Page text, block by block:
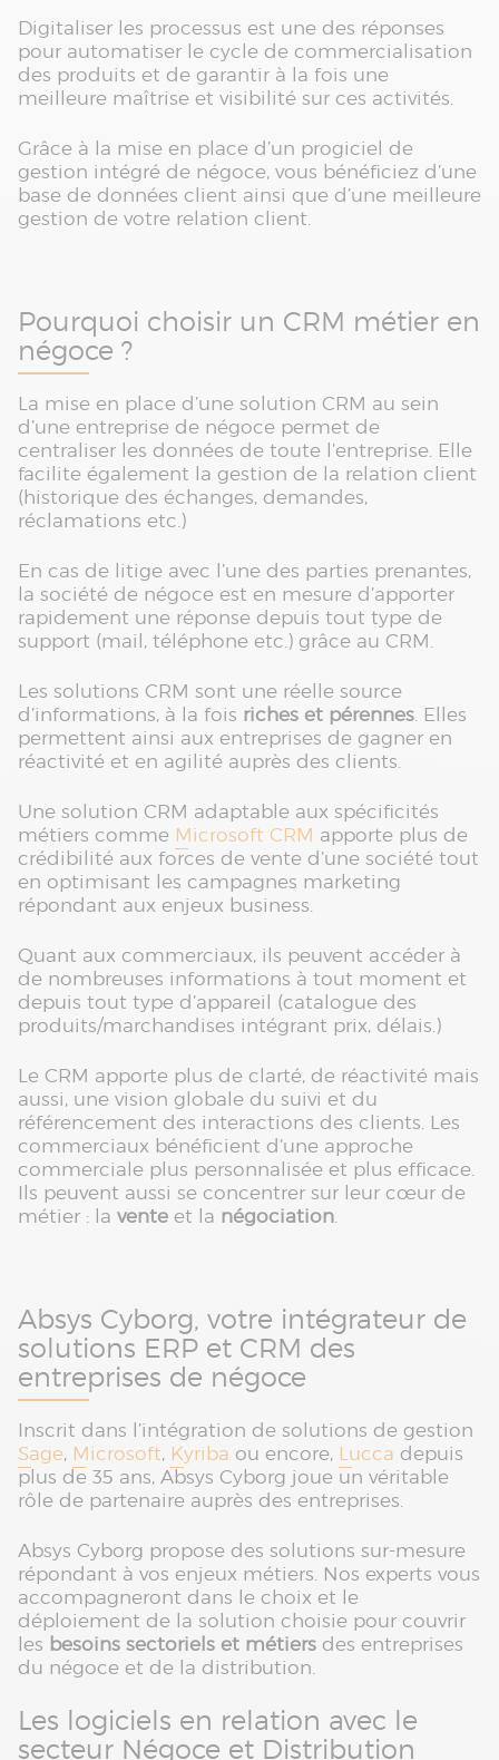
Digitaliser les processus est une des réponses
pour automatiser le cycle de commercialisation
des produits et de garantir à la fois une
meilleure maîtrise et visibilité sur ces activités.
Grâce à la mise en place d’un progiciel de
gestion intégré de négoce, vous bénéficiez d’une
base de données client ainsi que d’une meilleure
gestion de votre relation client.
Pourquoi choisir un CRM métier en
négoce ?
La mise en place d’une solution CRM au sein
d’une entreprise de négoce permet de
centraliser les données de toute l’entreprise. Elle
facilite également la gestion de la relation client
(historique des échanges, demandes,
réclamations etc.)
En cas de litige avec l’une des parties prenantes,
la société de négoce est en mesure d’apporter
rapidement une réponse depuis tout type de
support (mail, téléphone etc.) grâce au CRM.
Les solutions CRM sont une réelle source
d’informations, à la fois riches et pérennes. Elles
permettent ainsi aux entreprises de gagner en
réactivité et en agilité auprès des clients.
Une solution CRM adaptable aux spécificités
métiers comme Microsoft CRM apporte plus de
crédibilité aux forces de vente d’une société tout
en optimisant les campagnes marketing
répondant aux enjeux business.
Quant aux commerciaux, ils peuvent accéder à
de nombreuses informations à tout moment et
depuis tout type d’appareil (catalogue des
produits/marchandises intégrant prix, délais.)
Le CRM apporte plus de clarté, de réactivité mais
aussi, une vision globale du suivi et du
référencement des interactions des clients. Les
commerciaux bénéficient d’une approche
commerciale plus personnalisée et plus efficace.
Ils peuvent aussi se concentrer sur leur cœur de
métier : la vente et la négociation.
Absys Cyborg, votre intégrateur de
solutions ERP et CRM des
entreprises de négoce
Inscrit dans l’intégration de solutions de gestion
Sage, Microsoft, Kyriba ou encore, Lucca depuis
plus de 35 ans, Absys Cyborg joue un véritable
rôle de partenaire auprès des entreprises.
Absys Cyborg propose des solutions sur-mesure
répondant à vos enjeux métiers. Nos experts vous
accompagneront dans le choix et le
déploiement de la solution choisie pour couvrir
les besoins sectoriels et métiers des entreprises
du négoce et de la distribution.
Les logiciels en relation avec le
secteur Négoce et Distribution